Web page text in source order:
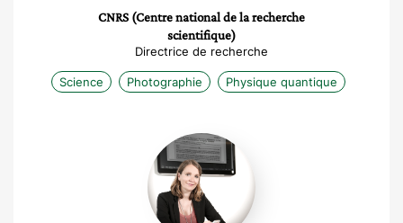
CNRS (Centre national de la recherche
scientifique)
Directrice de recherche
Science Photographie Physique quantique
Virginie
Simon